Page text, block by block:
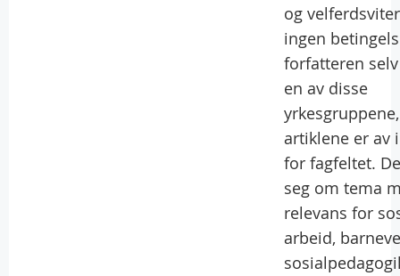
og
ingen
forfatteren
en av disse
artiklene er av
for fagfeltet.
seg om tema
relevans for
arbeid,